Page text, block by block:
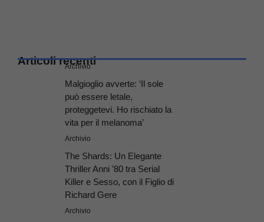
Articoli recenti
Archivio
Malgioglio avverte: ‘Il sole
può essere letale,
proteggetevi. Ho rischiato la
vita per il melanoma’
Archivio
The Shards: Un Elegante
Thriller Anni ’80 tra Serial
Killer e Sesso, con il Figlio di
Richard Gere
Archivio